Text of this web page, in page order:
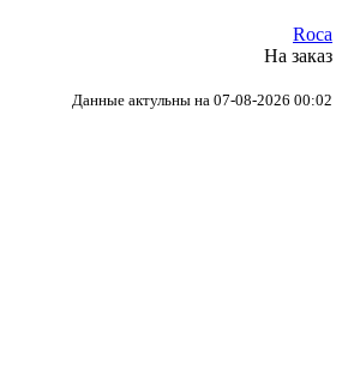
Roca
На заказ
Данные актульны на 07-08-2026 00:02